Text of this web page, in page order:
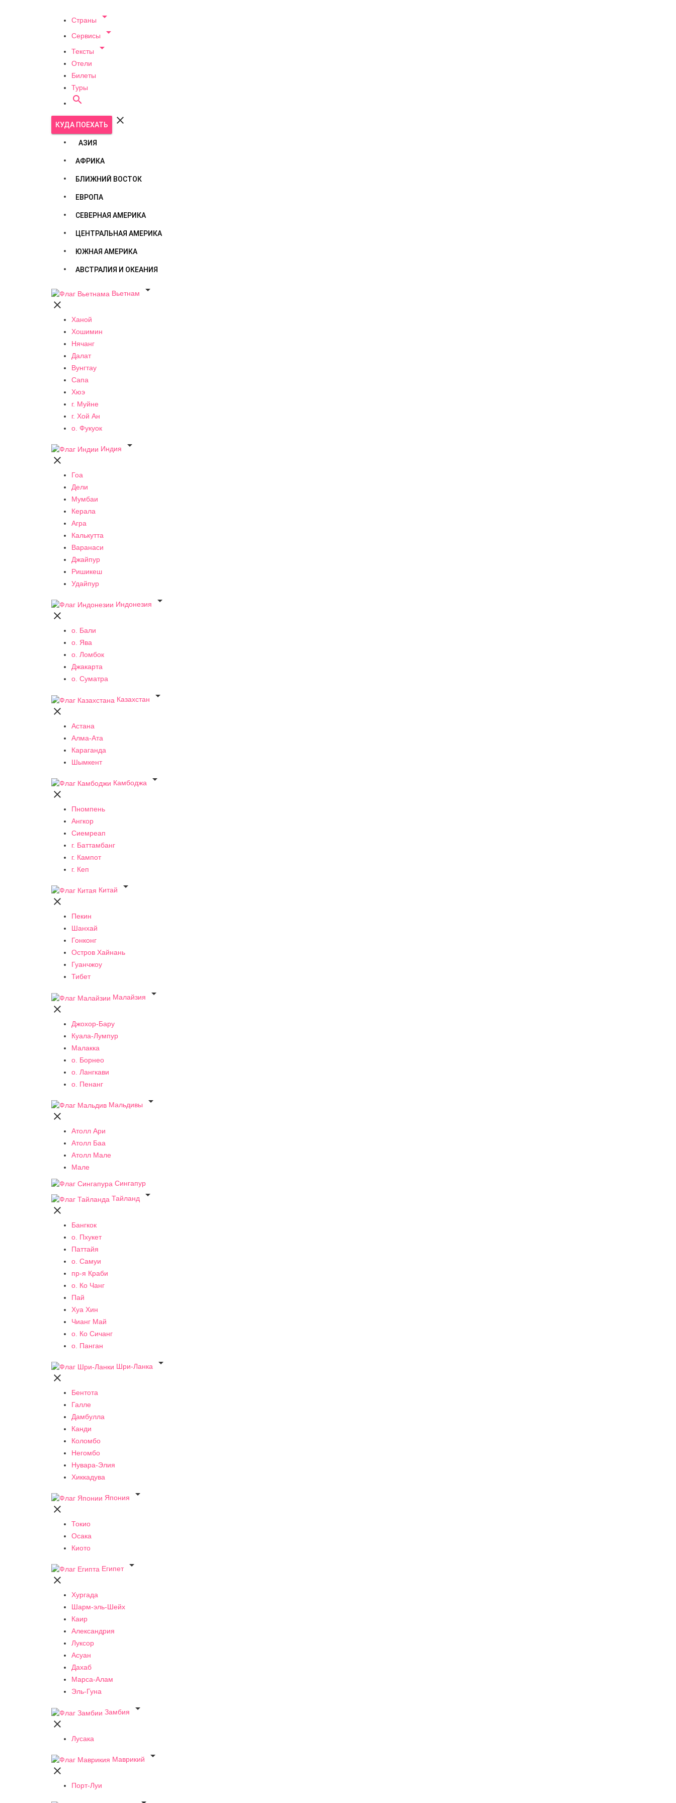
Страны 
Сервисы 
Тексты 
Отели
Билеты
Туры

КУДА ПОЕХАТЬ 
АЗИЯ
АФРИКА
БЛИЖНИЙ ВОСТОК
ЕВРОПА
СЕВЕРНАЯ АМЕРИКА
ЦЕНТРАЛЬНАЯ АМЕРИКА
ЮЖНАЯ АМЕРИКА
АВСТРАЛИЯ И ОКЕАНИЯ
Вьетнам


Ханой
Хошимин
Нячанг
Далат
Вунгтау
Сапа
Хюэ
г. Муйне
г. Хой Ан
о. Фукуок
Индия


Гоа
Дели
Мумбаи
Керала
Агра
Калькутта
Варанаси
Джайпур
Ришикеш
Удайпур
Индонезия


о. Бали
о. Ява
о. Ломбок
Джакарта
о. Суматра
Казахстан


Астана
Алма-Ата
Караганда
Шымкент
Камбоджа


Пномпень
Ангкор
Сиемреап
г. Баттамбанг
г. Кампот
г. Кеп
Китай


Пекин
Шанхай
Гонконг
Остров Хайнань
Гуанчжоу
Тибет
Малайзия


Джохор-Бару
Куала-Лумпур
Малакка
о. Борнео
о. Лангкави
о. Пенанг
Мальдивы


Атолл Ари
Атолл Баа
Атолл Мале
Мале
Сингапур
Тайланд


Бангкок
о. Пхукет
Паттайя
о. Самуи
пр-я Краби
о. Ко Чанг
Пай
Хуа Хин
Чианг Май
о. Ко Сичанг
о. Панган
Шри-Ланка


Бентота
Галле
Дамбулла
Канди
Коломбо
Негомбо
Нувара-Элия
Хиккадува
Япония


Токио
Осака
Киото
Египет


Хургада
Шарм-эль-Шейх
Каир
Александрия
Луксор
Асуан
Дахаб
Марса-Алам
Эль-Гуна
Замбия


Лусака
Маврикий


Порт-Луи